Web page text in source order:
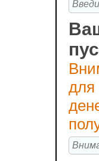
для